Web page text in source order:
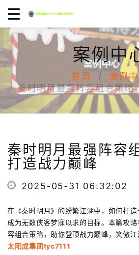
案例中
首页
案例
秦时明月最强阵容组合策略
秦时明月最强阵容
打造战力巅峰
2025-05-31 06:32:02
在《秦时明月》的纷繁江湖中，如何打造
成为无数侠客梦寐以求的目标。本篇攻
容组合策略，助你登顶战力巅峰，笑傲江
太阳成集团tyc7111